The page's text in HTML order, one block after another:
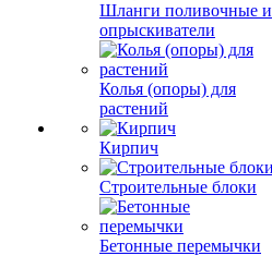
Шланги поливочные и
опрыскиватели
Колья (опоры) для
растений
Кирпич
Строительные блоки
Бетонные перемычки